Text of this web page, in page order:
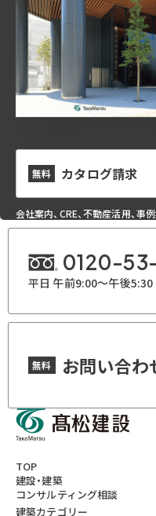
無料 カタログ請求
会社案内、CRE、不動産活用、事
0120-
平日 午前9:00～午後5:30
無料 お問い合わ
TOP
建設・建築
コンサルティング相談
建築カテゴリー